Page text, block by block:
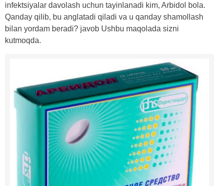
infektsiyalar davolash uchun tayinlanadi kim, Arbidol bola.
Qanday qilib, bu anglatadi qiladi va u qanday shamollash
bilan yordam beradi? javob Ushbu maqolada sizni
kutmoqda.